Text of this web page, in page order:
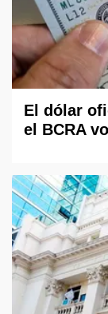
El dólar
el BCRA